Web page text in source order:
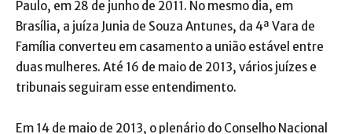
Paulo, em 28 de junho de 2011. No mesmo dia, em
Brasília, a juíza Junia de Souza Antunes, da 4ª Vara de
Família converteu em casamento a união estável entre
duas mulheres. Até 16 de maio de 2013, vários juízes e
tribunais seguiram esse entendimento.
Em 14 de maio de 2013, o plenário do Conselho Nacional